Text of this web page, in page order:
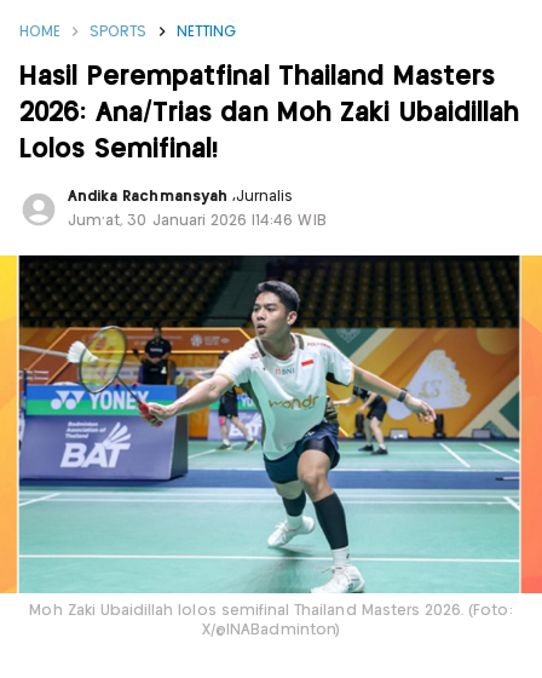
HOME SPORTS NETTING
Hasil Perempatfinal Thailand Masters
2026: Ana/Trias dan Moh Zaki Ubaidillah
Lolos Semifinal!
Andika Rachmansyah ,Jurnalis
Jum'at, 30 Januari 2026 |14:46 WIB
Moh Zaki Ubaidillah lolos semifinal Thailand Masters 2026. (Foto:
X/@INABadminton)